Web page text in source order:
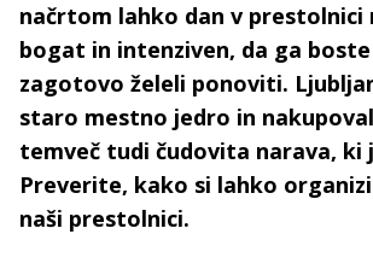
načrtom lahko dan v
bogat in intenziven, da ga
zagotovo želeli ponoviti.
staro mestno jedro in
temveč tudi čudovita narava, ki
Preverite, kako si lahko
naši prestolnici.